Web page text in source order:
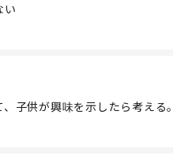
い
子供が興味を示したら考える。